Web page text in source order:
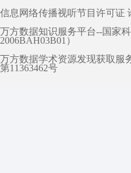
信息网络传播视听节目许可证
万方数据知识服务平台--国家
2006BAH03B01）
万方数据学术资源发现获取服
第11363462号